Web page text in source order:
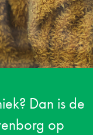
Dan is de
op